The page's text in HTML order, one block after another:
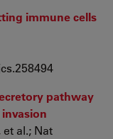
immune cells
pathway
et al.; Nat